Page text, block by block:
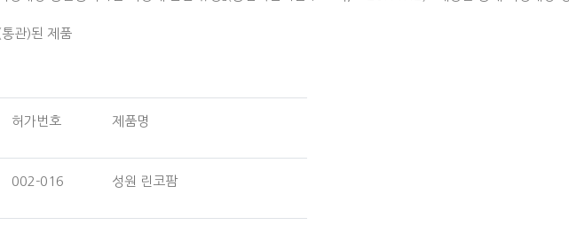
관)된 제품
허가번호 제품명
002-016 성원 린코팜